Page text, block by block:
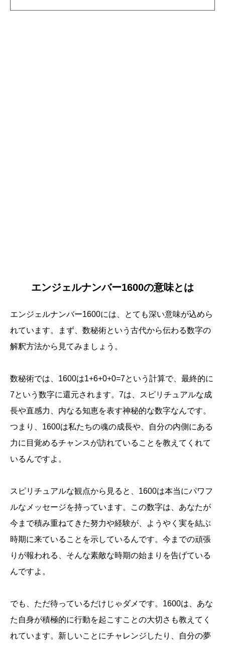
エンジェルナンバー1600の意味とは
エンジェルナンバー1600には、とても深い意味が込めら
れています。まず、数秘術という古代から伝わる数字の
解釈方法から見てみましょう。
数秘術では、1600は1+6+0+0=7という計算で、最終的に
7という数字に還元されます。7は、スピリチュアルな成
長や直感力、内なる知恵を表す神秘的な数字なんです。
つまり、1600は私たちの魂の成長や、自分の内側にある
力に目覚めるチャンスが訪れていることを教えてくれて
いるんですよ。
スピリチュアルな観点から見ると、1600は本当にパワフ
ルなメッセージを持っています。この数字は、あなたが
今まで積み重ねてきた努力や経験が、ようやく実を結ぶ
時期に来ていることを示しているんです。今までの頑張
りが報われる、そんな素敵な時期の始まりを告げている
んですよ。
でも、ただ待っているだけじゃダメです。1600は、あな
た自身が積極的に行動を起こすことの大切さも教えてく
れています。新しいことにチャレンジしたり、自分の夢